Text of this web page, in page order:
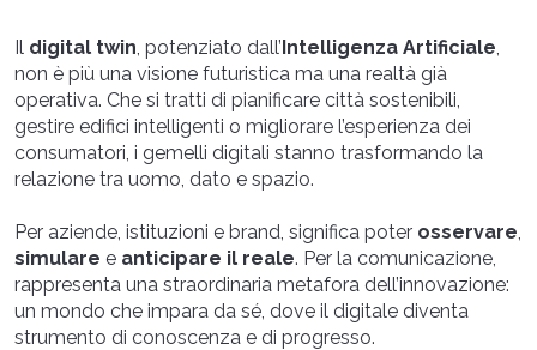
Il digital twin, potenziato dall’Intelligenza Artificiale,
non è più una visione futuristica ma una realtà già
operativa. Che si tratti di pianificare città sostenibili,
gestire edifici intelligenti o migliorare l’esperienza dei
consumatori, i gemelli digitali stanno trasformando la
relazione tra uomo, dato e spazio.
Per aziende, istituzioni e brand, significa poter osservare,
simulare e anticipare il reale. Per la comunicazione,
rappresenta una straordinaria metafora dell’innovazione:
un mondo che impara da sé, dove il digitale diventa
strumento di conoscenza e di progresso.